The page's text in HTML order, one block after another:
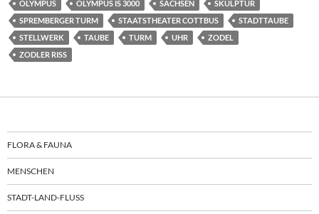
OLYMPUS OLYMPUS IS 3000 SACHSEN
SKULPTUR
SPREMBERGER TURM
STAATSTHEATER COTTBUS
STADTTAUBE
STELLWERK
TAUBE TURM UHR
ZODEL
ZODLER RISS
FLORA & FAUNA
MENSCHEN
STADT-LAND-FLUSS